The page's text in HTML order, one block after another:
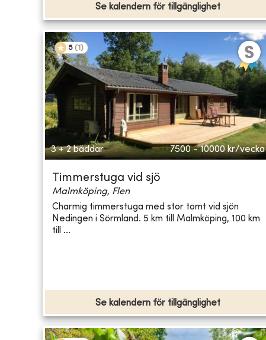
Se kalendern för tillgänglighet
5 (1 )
3 + 2 bäddar 7500 - 10000 kr/vecka
Timmerstuga vid sjö
Malmköping, Flen
Charmig timmerstuga med stor tomt vid sjön
Nedingen i Sörmland. 5 km till Malmköping, 100 km
till ...
Se kalendern för tillgänglighet